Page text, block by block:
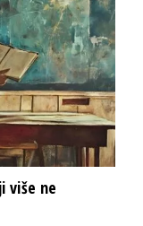
više ne